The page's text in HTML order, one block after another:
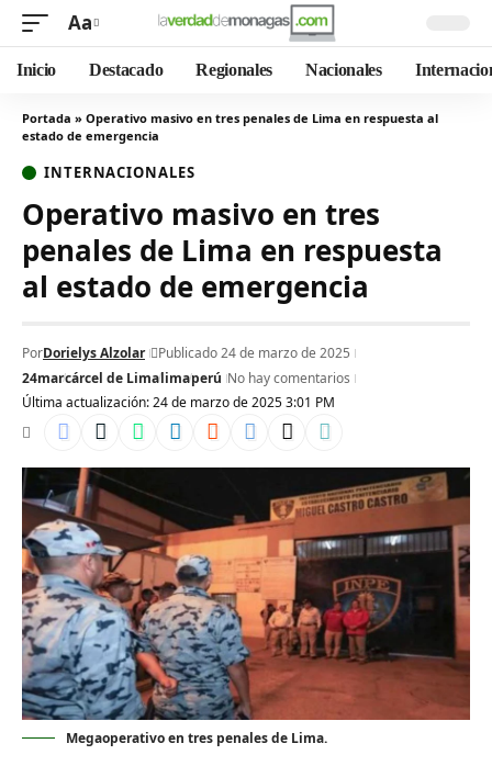
Aa
Inicio Destacado Regionales Nacionales
Portada » Operativo masivo en tres penales de Lima en respuesta al
estado de emergencia
INTERNACIONALES
Operativo masivo en tres
penales de Lima en respuesta
al estado de emergencia
Última actualización: 24 de marzo de 2025 3:01 PM
PorDorielys Alzolar
Publicado 24 de marzo de 2025
24marcárcel de Limalimaperú No hay comentarios
Megaoperativo en tres penales de Lima.